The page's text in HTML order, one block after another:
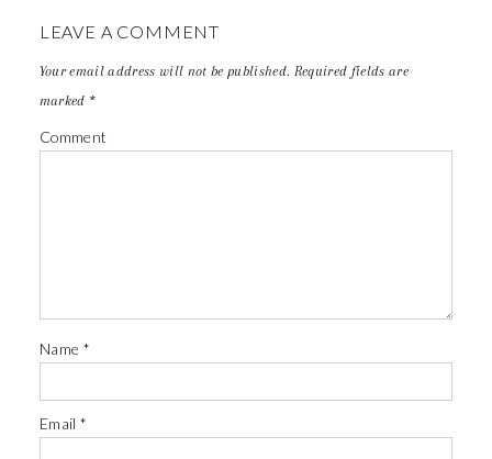
LEAVE A COMMENT
Your email address will not be published. Required fields are
marked *
Comment
Name *
Email*